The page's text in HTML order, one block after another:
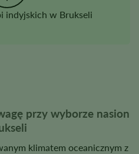
indyjskich w Brukseli
przy wyborze nasion
klimatem oceanicznym z